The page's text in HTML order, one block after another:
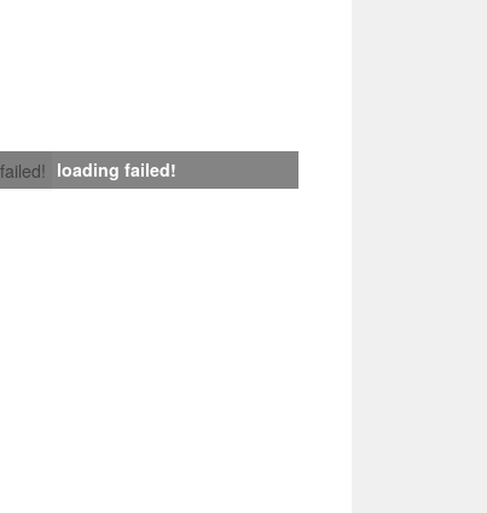
loading failed!